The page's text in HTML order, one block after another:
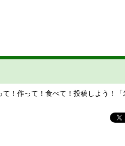
て！作って！食べて！投稿しよう！